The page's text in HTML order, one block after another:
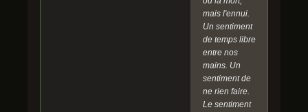
mais l'ennui.
Un sentiment
de temps libre
entre nos
mains. Un
sentiment de
ne rien faire.
Le sentiment